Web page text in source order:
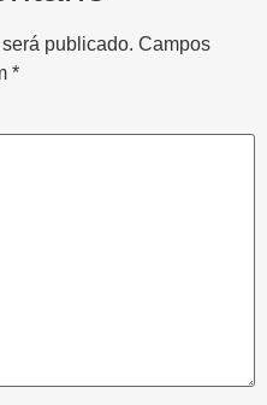
publicado. Campos
*